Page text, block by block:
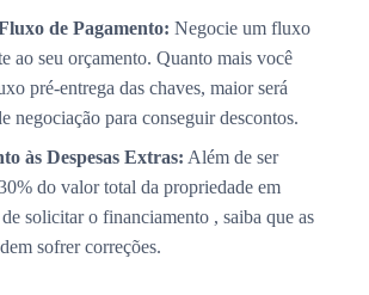
de Pagamento: Negocie um fluxo
ao seu orçamento. Quanto mais você
pré-entrega das chaves, maior será
negociação para conseguir descontos.
às Despesas Extras: Além de ser
do valor total da propriedade em
de solicitar o financiamento , saiba que as
sofrer correções.